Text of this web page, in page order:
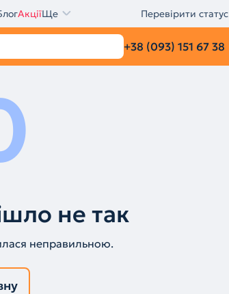
АкціїЩе Перевірити статус
+38 (093) 151 67 38
не так
неправильною.